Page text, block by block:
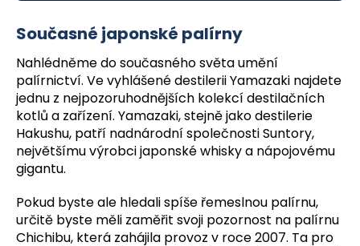
Současné japonské palírny
Nahlédněme do současného světa umění
palírnictví. Ve vyhlášené destilerii Yamazaki najdete
jednu z nejpozoruhodnějších kolekcí destilačních
kotlů a zařízení. Yamazaki, stejně jako destilerie
Hakushu, patří nadnárodní společnosti Suntory,
největšímu výrobci japonské whisky a nápojovému
gigantu.
Pokud byste ale hledali spíše řemeslnou palírnu,
určitě byste měli zaměřit svoji pozornost na palírnu
Chichibu, která zahájila provoz v roce 2007. Ta pro